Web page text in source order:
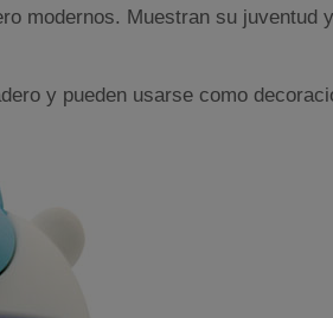
modernos. Muestran su juventud
y pueden usarse como